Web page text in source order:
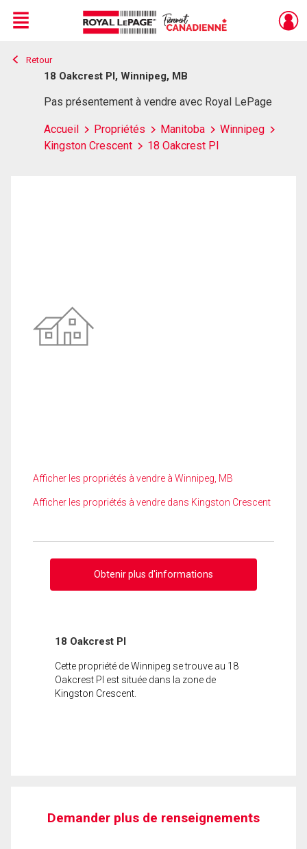
Live
En Direct
Menu
Retour
18 Oakcrest Pl, Winnipeg, MB
Pas présentement à vendre avec Royal LePage
Accueil Propriétés Manitoba
Winnipeg
Kingston Crescent
18 Oakcrest Pl
Afficher les propriétés à vendre à Winnipeg, MB
Afficher les propriétés à vendre dans Kingston Crescent
Obtenir plus d'informations
18 Oakcrest Pl
Cette propriété de Winnipeg se trouve au 18
Oakcrest Pl est située dans la zone de
Kingston Crescent.
Demander plus de renseignements